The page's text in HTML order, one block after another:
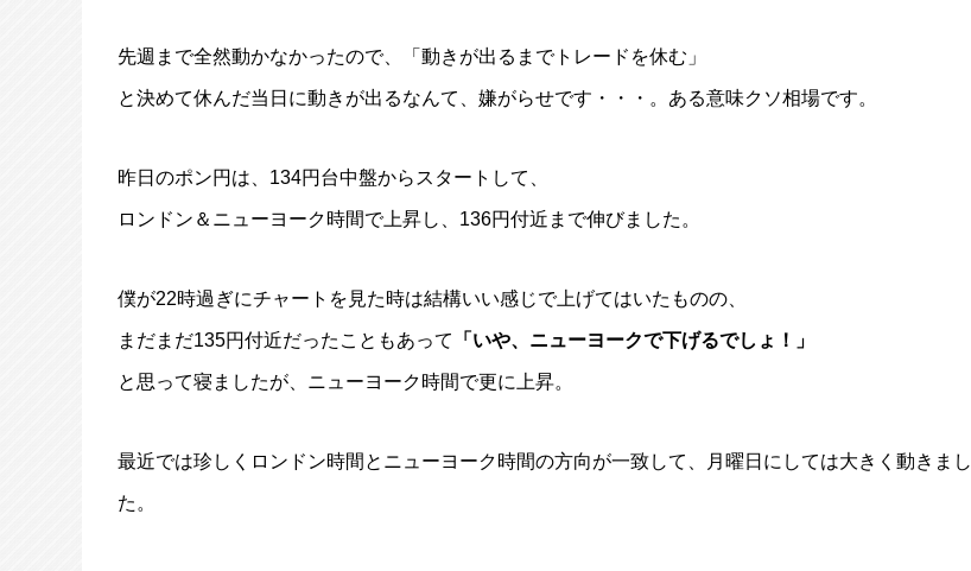
先週まで全然動かなかったので、「動きが出るまでトレードを休む」
と決めて休んだ当日に動きが出るなんて、嫌がらせです・・・。ある意味クソ相場です。
昨日のポン円は、134円台中盤からスタートして、
ロンドン＆ニューヨーク時間で上昇し、136円付近まで伸びました。
僕が22時過ぎにチャートを見た時は結構いい感じで上げてはいたものの、
まだまだ135円付近だったこともあって 「いや、ニューヨークで下げるでしょ！」
と思って寝ましたが、ニューヨーク時間で更に上昇。
最近では珍しくロンドン時間とニューヨーク時間の方向が一致して、月曜日にしては大きく動きまし
た。